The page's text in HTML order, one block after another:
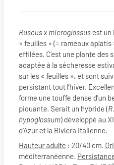
Ruscus x microglossusest un
« feuilles » (= rameaux
effilées. C’est une plante
adaptée à la sécheresse
sur les « feuilles », et sont
persistant tout l’hiver.
forme une touffe dense d’un
piquante. Serait un hybride (
hypoglossum) développé au
d’Azur et la Riviera italienne.
Hauteur adulte : 20/40 cm.
méditerranéenne.